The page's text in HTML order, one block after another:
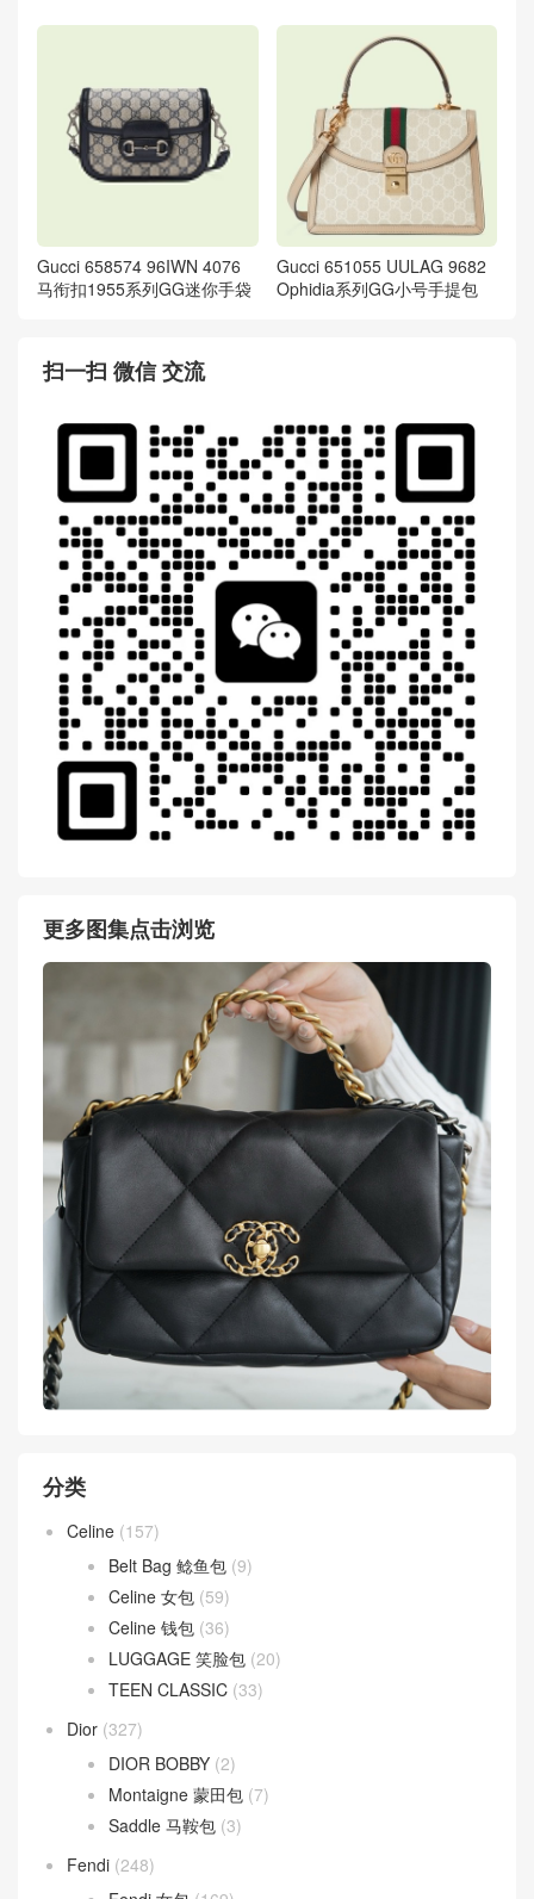
Gucci 660195 UKMFT 2672
Diana饰超级双G图案竹节小
号托特包
Gucci 658574 96IWN 4076
马衔扣1955系列GG迷你手袋
Gucci 651055 UULAG 9682
Ophidia系列GG小号手提包
扫一扫 微信 交流
更多图集点击浏览
Celine(157)
Belt Bag 鲶鱼包 (9)
Celine 女包(59)
LUGGAGE 笑脸包